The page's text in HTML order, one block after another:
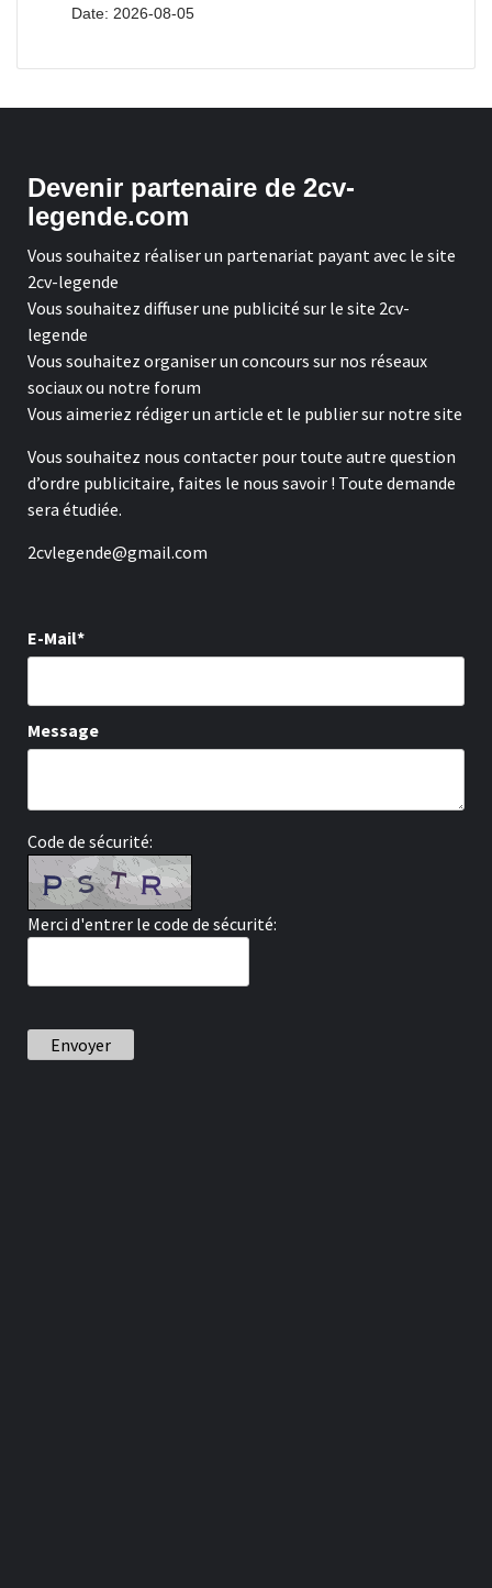
Date: 2026-08-05
Devenir partenaire de 2cv-
legende.com
Vous souhaitez réaliser un partenariat payant avec le site
2cv-legende
Vous souhaitez diffuser une publicité sur le site 2cv-
legende
Vous souhaitez organiser un concours sur nos réseaux
sociaux ou notre forum
Vous aimeriez rédiger un article et le publier sur notre site
Vous souhaitez nous contacter pour toute autre question
d’ordre publicitaire, faites le nous savoir ! Toute demande
sera étudiée.
2cvlegende@gmail.com
E-Mail*
Message
Code de sécurité:
Merci d'entrer le code de sécurité:
Envoyer